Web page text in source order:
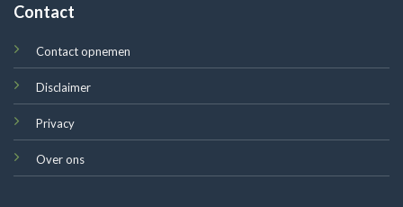
Contact
Contact opnemen
Disclaimer
Privacy
Over ons